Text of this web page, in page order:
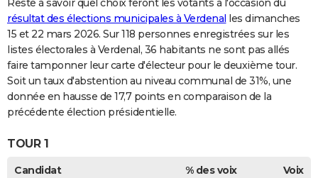
Reste à savoir quel choix feront les votants à l'occasion du
résultat des élections municipales à Verdenal les dimanches
15 et 22 mars 2026. Sur 118 personnes enregistrées sur les
listes électorales à Verdenal, 36 habitants ne sont pas allés
faire tamponner leur carte d'électeur pour le deuxième tour.
Soit un taux d'abstention au niveau communal de 31%, une
donnée en hausse de 17,7 points en comparaison de la
précédente élection présidentielle.
TOUR 1
Candidat % des voix
Voix